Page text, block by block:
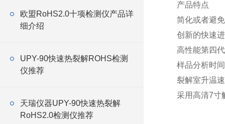
欧盟RoHS2.0十项检测仪产品详
细介绍
UPY-90快速热裂解ROHS检测
仪推荐
天瑞仪器UPY-90快速热裂解
RoHS2.0检测仪推荐
产品特点
简化或者避
创新的快速
高性能第四
样品分析时
裂解室升温
采用高清7寸